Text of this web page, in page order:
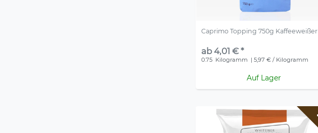
Caprimo Topping 750g Kaffeeweißer
ab 4,01 € *
0.75 Kilogramm | 5,97 € / Kilogramm
Auf Lager